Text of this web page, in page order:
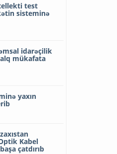
test
sisteminə
idarəçilik
mükafata
yaxın
Kabel
çatdırıb